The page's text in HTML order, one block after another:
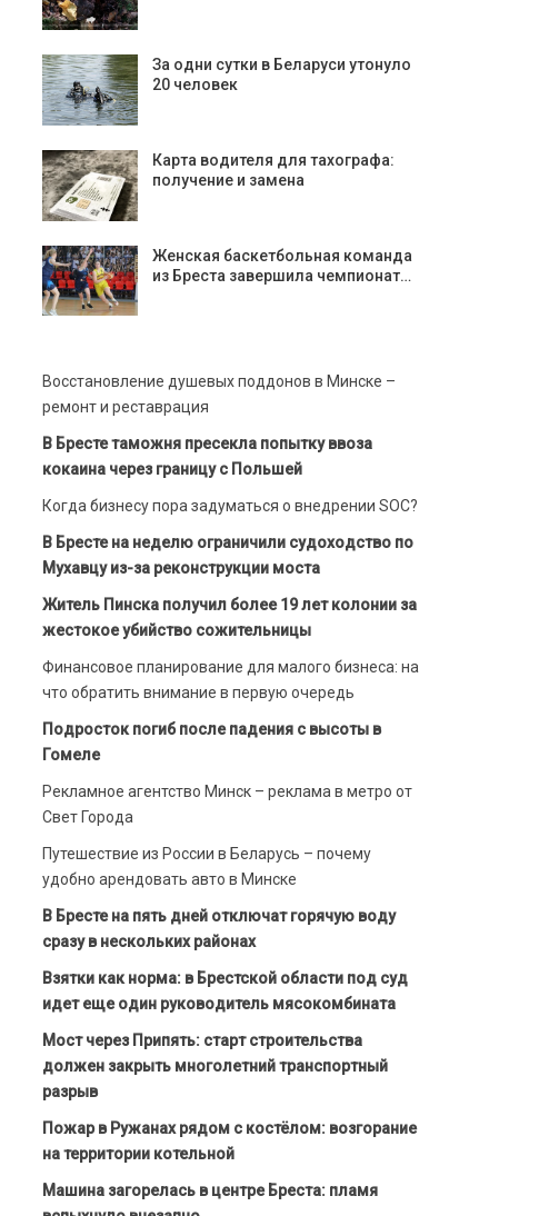
За одни сутки в Беларуси утонуло
20 человек
Карта водителя для тахографа:
получение и замена
Женская баскетбольная команда
из Бреста завершила чемпионат…
Восстановление душевых поддонов в Минске –
ремонт и реставрация
В Бресте таможня пресекла попытку ввоза
кокаина через границу с Польшей
Когда бизнесу пора задуматься о внедрении SOC?
В Бресте на неделю ограничили судоходство по
Мухавцу из-за реконструкции моста
Житель Пинска получил более 19 лет колонии за
жестокое убийство сожительницы
Финансовое планирование для малого бизнеса: на
что обратить внимание в первую очередь
Подросток погиб после падения с высоты в
Гомеле
Рекламное агентство Минск – реклама в метро от
Свет Города
Путешествие из России в Беларусь – почему
удобно арендовать авто в Минске
В Бресте на пять дней отключат горячую воду
сразу в нескольких районах
Взятки как норма: в Брестской области под суд
идет еще один руководитель мясокомбината
Мост через Припять: старт строительства
должен закрыть многолетний транспортный
разрыв
Пожар в Ружанах рядом с костёлом: возгорание
на территории котельной
Машина загорелась в центре Бреста: пламя